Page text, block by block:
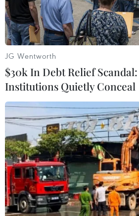
Ý kiến về việc bổ sung 'hộ
Luật Doanh nghiệp sửa đổi
15/11/2019 06:20
Chủ nhiệm Ủy ban Kinh tế của
trình bày Báo cáo thẩm tra dự án
(sửa đổi); thảo luận tổ nhiều nội
trong quá trình xây dựng Luật trên.
JG Wentworth
$30k In Debt Relief
Institutions Quietly Conceal